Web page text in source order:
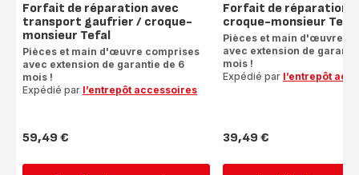
Forfait de réparation avec
transport gaufrier / croque-
monsieur Tefal
Pièces et main d'œuvre comprises
avec extension de garantie de 6
mois !
Expédié par l’entrepôt accessoires
Prix
59,49 €
Forfait de réparation
croque-monsieur Tefal
Pièces et main d'œuvre
avec extension de
mois !
Expédié par l’entrepôt
Prix
39,49 €